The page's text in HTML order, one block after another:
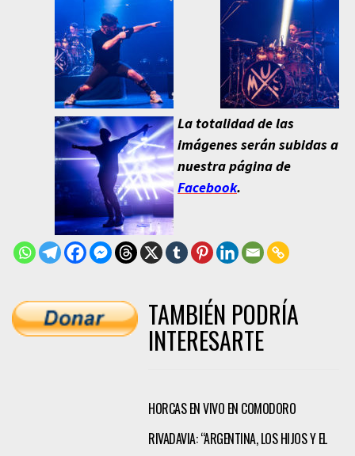
La totalidad de las
imágenes serán subidas a
nuestra página de
Facebook.
TAMBIÉN PODRÍA
INTERESARTE
HORCAS EN VIVO EN COMODORO
RIVADAVIA: “ARGENTINA, LOS HIJOS Y EL